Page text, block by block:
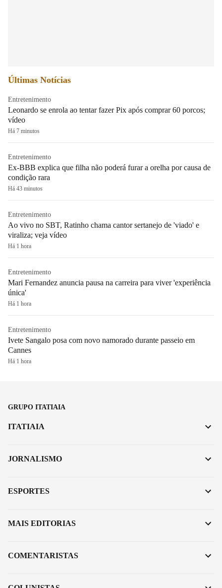
Últimas Notícias
Entretenimento
Leonardo se enrola ao tentar fazer Pix após comprar 60 porcos;
vídeo
Há 7 minutos
Entretenimento
Ex-BBB explica que filha não poderá furar a orelha por causa de
condição rara
Há 43 minutos
Entretenimento
Ao vivo no SBT, Ratinho chama cantor sertanejo de 'viado' e
viraliza; veja vídeo
Há 1 hora
Entretenimento
Mari Fernandez anuncia pausa na carreira para viver 'experiência
única'
Há 1 hora
Entretenimento
Ivete Sangalo posa com novo namorado durante passeio em
Cannes
Há 1 hora
GRUPO ITATIAIA
ITATIAIA
JORNALISMO
ESPORTES
MAIS EDITORIAS
COMENTARISTAS